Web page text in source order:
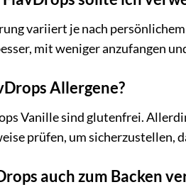
variiert je nach
mit weniger anzufangen
Allergene?
Vanille sind glutenfrei.
prüfen, um sicherzustellen,
auch zum Backen